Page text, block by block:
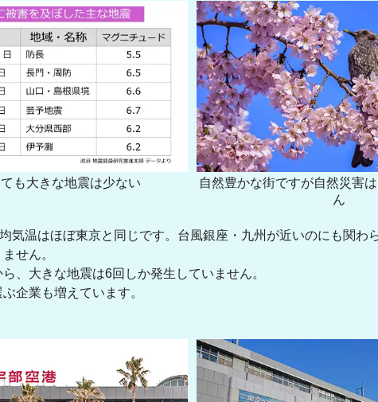
も大きな地震は少ない
自然豊かな街ですが自然災害
ん
温はほぼ東京と同じです。台風銀座・九州が近いのにも関わ
せん。
、大きな地震は6回しか発生していません。
企業も増えています。